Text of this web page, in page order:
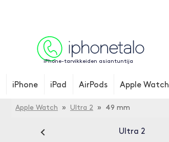
iPhone-tarvikkeiden asiantuntija
iPhone iPad AirPods Apple Watch
Apple Watch » Ultra 2 » 49 mm
Ultra 2